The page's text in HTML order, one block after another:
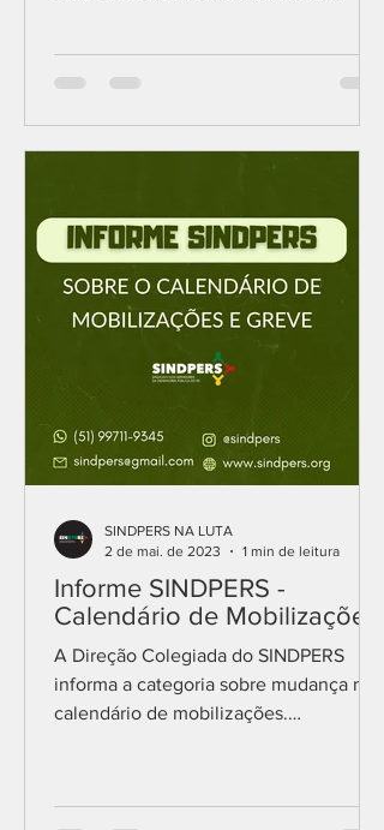
Informe SINDPERS -
Calendário de Mobilizações
A Direção Colegiada do SINDPERS
informa a categoria sobre mudança no
calendário de mobilizações.
SINDPERS NA LUTA
2 de mai. de 2023
1 min de leitura